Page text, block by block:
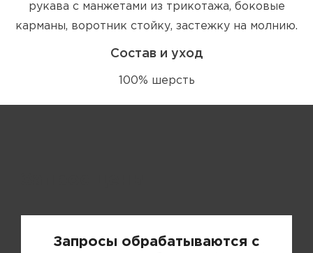
рукава с манжетами из трикотажа, боковые
карманы, воротник стойку, застежку на молнию.
Состав и уход
100% шерсть
Запросы обрабатываются с